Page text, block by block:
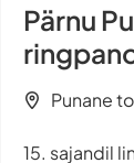
Pärnu
Punane
15. sajandil